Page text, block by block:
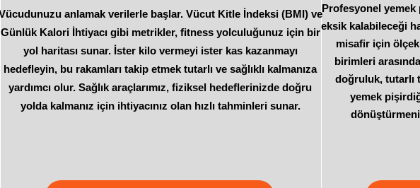
anlamak verilerle başlar. Vücut Kitle İndeksi (BMI) ve
Günlük Kalori İhtiyacı gibi metrikler, fitness yolculuğunuz için bir
yol haritası sunar. İster kilo vermeyi ister kas kazanmayı
hedefleyin, bu rakamları takip etmek tutarlı ve sağlıklı kalmanıza
yardımcı olur. Sağlık araçlarımız, fiziksel hedeflerinizde doğru
yolda kalmanız için ihtiyacınız olan hızlı tahminleri sunar.
Profesyonel
eksik kalabileceği
misafir için
birimleri
doğruluk, tutarlı
yemek